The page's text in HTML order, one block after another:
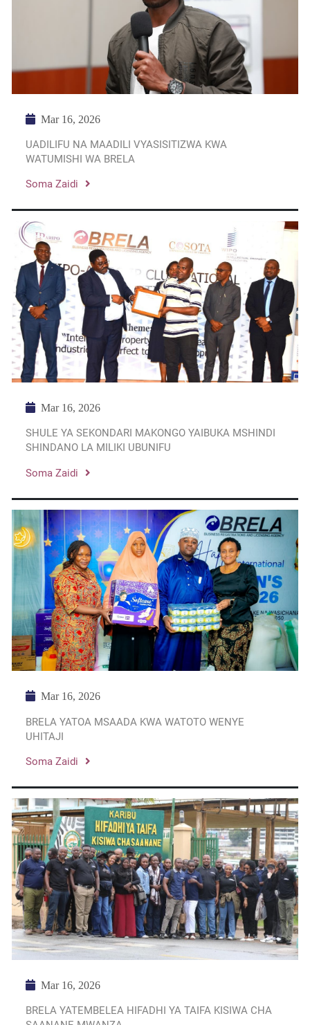
Mar 16, 2026
UADILIFU NA MAADILI VYASISITIZWA KWA
WATUMISHI WA BRELA
Soma Zaidi
Mar 16, 2026
SHULE YA SEKONDARI MAKONGO YAIBUKA MSHINDI
SHINDANO LA MILIKI UBUNIFU
Soma Zaidi
Mar 16, 2026
BRELA YATOA MSAADA KWA WATOTO WENYE
UHITAJI
Soma Zaidi
Mar 16, 2026
BRELA YATEMBELEA HIFADHI YA TAIFA KISIWA CHA